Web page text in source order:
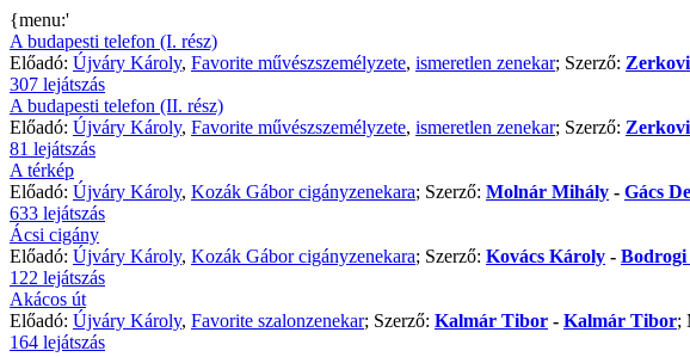
{menu:'
A budapesti telefon (I. rész)
Előadó: Újváry Károly, Favorite művészszemélyzete, ismeretlen zenekar; Szerző:
307 lejátszás
A budapesti telefon (II. rész)
Előadó: Újváry Károly, Favorite művészszemélyzete, ismeretlen zenekar; Szerző:
81 lejátszás
A térkép
Előadó: Újváry Károly, Kozák Gábor cigányzenekara; Szerző: Molnár Mihály - Gács
633 lejátszás
Ácsi cigány
Előadó: Újváry Károly, Kozák Gábor cigányzenekara; Szerző: Kovács Károly - Bodrogi
122 lejátszás
Akácos út
Előadó: Újváry Károly, Favorite szalonzenekar; Szerző: Kalmár Tibor - Kalmár Tibor;
164 lejátszás